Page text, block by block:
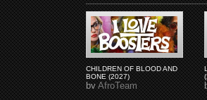
CHILDREN OF BLOOD AND
BONE (2027)
byAfroTeam